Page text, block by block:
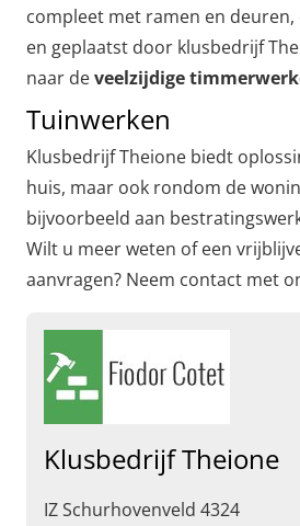
compleet met ramen en
en geplaatst door klusbedrijf
naar deveelzijdige
Tuinwerken
Klusbedrijf Theione biedt
huis, maar ook rondom de
bijvoorbeeld aan
Wilt u meer weten of een
aanvragen? Neem contact met
Klusbedrijf Theione
IZ Schurhovenveld 4324